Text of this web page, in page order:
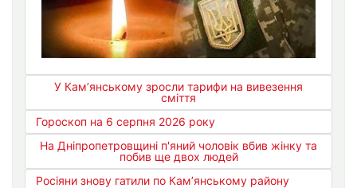
У Кам’янському зросли тарифи на вивезення
сміття
Гороскоп на 6 серпня 2026 року
На Дніпропетровщині п'яний чоловік вбив жінку та
побив ще двох людей
Росіяни знову гатили по Кам’янському району